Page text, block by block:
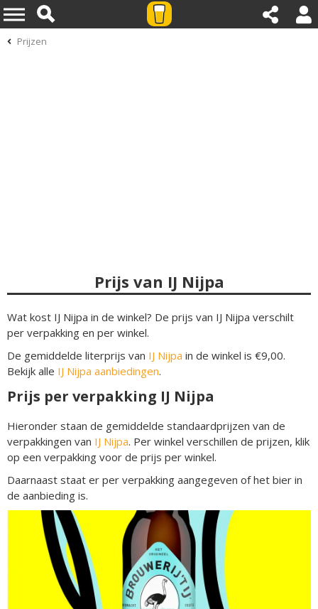
Prijzen
Prijs van IJ Nijpa
Wat kost IJ Nijpa in de winkel? De prijs van IJ Nijpa verschilt
per verpakking en per winkel.
De gemiddelde literprijs van IJ Nijpa in de winkel is €9,00.
Bekijk alle IJ Nijpa aanbiedingen.
Prijs per verpakking IJ Nijpa
Hieronder staan de gemiddelde standaardprijzen van de
verpakkingen van IJ Nijpa. Per winkel verschillen de prijzen, klik
op een verpakking voor de prijs per winkel.
Daarnaast staat er per verpakking aangegeven of het bier in
de aanbieding is.